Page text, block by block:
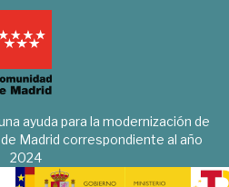
ayuda para la modernización de
Madrid correspondiente al año
2024